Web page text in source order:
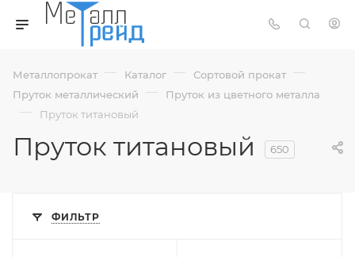
Металлопрокат — Каталог — Сортовой прокат —
Пруток металлический — Пруток из цветного металла
— Пруток титановый
Пруток титановый 650
ФИЛЬТР